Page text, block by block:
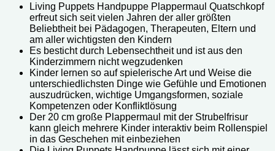
Living Puppets Handpuppe Plappermaul Quatschkopf
erfreut sich seit vielen Jahren der aller größten
Beliebtheit bei Pädagogen, Therapeuten, Eltern und
am aller wichtigsten den Kindern
Es besticht durch Lebensechtheit und ist aus den
Kinderzimmern nicht wegzudenken
Kinder lernen so auf spielerische Art und Weise die
unterschiedlichsten Dinge wie Gefühle und Emotionen
auszudrücken, wichtige Umgangsformen, soziale
Kompetenzen oder Konfliktlösung
Der 20 cm große Plappermaul mit der Strubelfrisur
kann gleich mehrere Kinder interaktiv beim Rollenspiel
in das Geschehen mit einbeziehen